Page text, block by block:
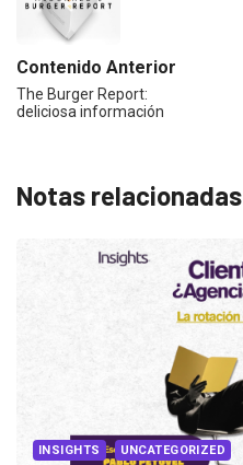
Contenido Anterior
The Burger Report:
deliciosa información
Notas relacionadas
INSIGHTS UNCATEGORIZED